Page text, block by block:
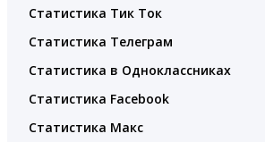
Статистика Тик Ток
Статистика Телеграм
Статистика в Одноклассниках
Статистика Facebook
Статистика Макс